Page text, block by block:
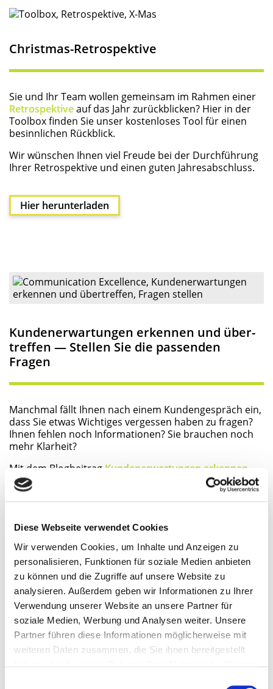
Diese Webseite verwendet Cookies
Wir verwenden Cookies, um Inhalte und Anzeigen zu
personalisieren, Funktionen für soziale Medien anbieten
zu können und die Zugriffe auf unsere Website zu
analysieren. Außerdem geben wir Informationen zu Ihrer
Verwendung unserer Website an unsere Partner für
soziale Medien, Werbung und Analysen weiter. Unsere
Partner führen diese Informationen möglicherweise mit
weiteren Daten zusammen, die Sie ihnen bereitgestellt
Christ­mas-Retro­spek­ti­ve
Sie und Ihr Team wol­len gemein­sam im Rah­men einer
Retro­spek­ti­veauf das Jahr zurück­bli­cken? Hier in der
Tool­box fin­den Sie unser kos­ten­lo­ses Tool für einen
besinn­li­chen Rückblick.
Wir wün­schen Ihnen viel Freu­de bei der Durch­füh­rung
Ihrer Retro­spek­ti­ve und einen guten Jahresabschluss.
Hier her­un­ter­la­den
Kun­den­er­war­tun­gen erken­nen und über­
tref­fen — Stel­len Sie die pas­sen­den
Fragen
Manch­mal fällt Ihnen nach einem Kun­den­ge­spräch ein,
dass Sie etwas Wich­ti­ges ver­ges­sen haben zu fra­gen?
Ihnen feh­len noch Infor­ma­tio­nen? Sie brau­chen noch
mehr Klarheit?
Mit dem Blog­bei­trag Kun­den­er­war­tun­gen erken­nen
und über­tref­fen
und die­ser kos­ten­frei­en und aus­
druck­ba­ren Auf­lis­tung mög­li­cher Fra­gen, möch­ten wir
Sie unter­stüt­zen, damit Sie die Erwar­tun­gen Ihrer Kun­
Hier her­un­ter­la­den